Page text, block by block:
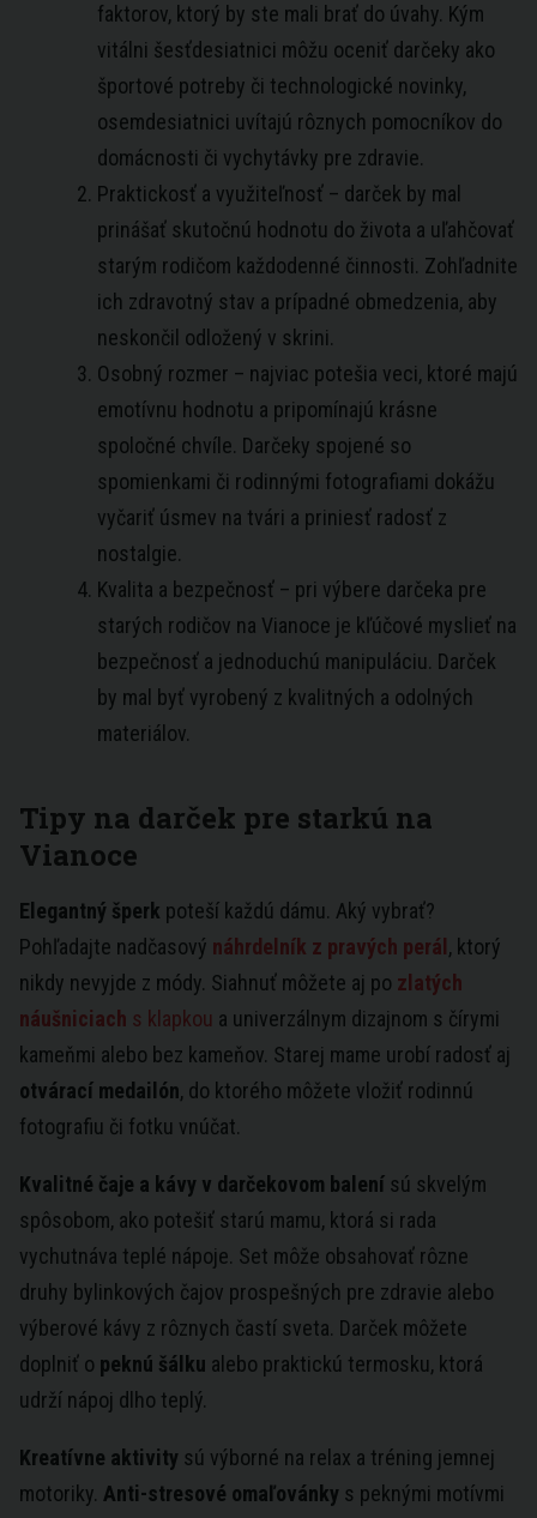
faktorov, ktorý by ste mali brať do úvahy. Kým
vitálni šesťdesiatnici môžu oceniť darčeky ako
športové potreby či technologické novinky,
osemdesiatnici uvítajú rôznych pomocníkov do
domácnosti či vychytávky pre zdravie.
Praktickosť a využiteľnosť – darček by mal
prinášať skutočnú hodnotu do života a uľahčovať
starým rodičom každodenné činnosti. Zohľadnite
ich zdravotný stav a prípadné obmedzenia, aby
neskončil odložený v skrini.
Osobný rozmer – najviac potešia veci, ktoré majú
emotívnu hodnotu a pripomínajú krásne
spoločné chvíle. Darčeky spojené so
spomienkami či rodinnými fotografiami dokážu
vyčariť úsmev na tvári a priniesť radosť z
nostalgie.
Kvalita a bezpečnosť – pri výbere darčeka pre
starých rodičov na Vianoce je kľúčové myslieť na
bezpečnosť a jednoduchú manipuláciu. Darček
by mal byť vyrobený z kvalitných a odolných
materiálov.
Tipy na darček pre starkú na
Vianoce
Elegantný šperk poteší každú dámu. Aký vybrať?
Pohľadajte nadčasový náhrdelník z pravých perál , ktorý
nikdy nevyjde z módy. Siahnuť môžete aj po zlatých
náušniciach s klapkou a univerzálnym dizajnom s čírymi
kameňmi alebo bez kameňov. Starej mame urobí radosť aj
otvárací medailón, do ktorého môžete vložiť rodinnú
fotografiu či fotku vnúčat.
Kvalitné čaje a kávy v darčekovom balení sú skvelým
spôsobom, ako potešiť starú mamu, ktorá si rada
vychutnáva teplé nápoje. Set môže obsahovať rôzne
druhy bylinkových čajov prospešných pre zdravie alebo
výberové kávy z rôznych častí sveta. Darček môžete
doplniť o peknú šálku alebo praktickú termosku, ktorá
udrží nápoj dlho teplý.
Kreatívne aktivity sú výborné na relax a tréning jemnej
motoriky. Anti-stresové omaľovánky s peknými motívmi